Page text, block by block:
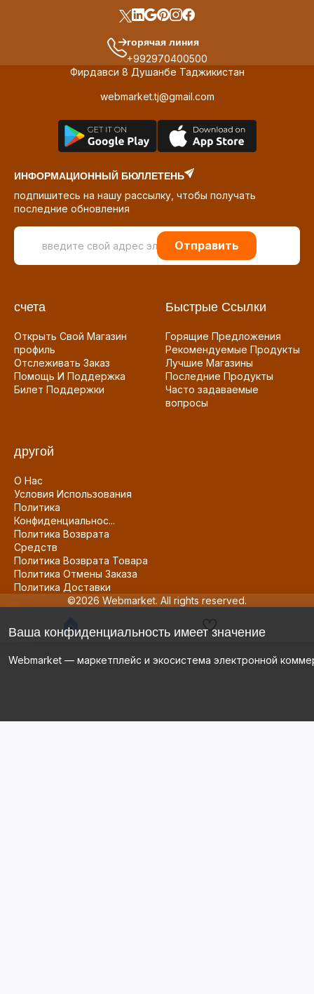
горячая линия
+992970400500
Фирдавси 8 Душанбе Таджикистан
webmarket.tj@gmail.com
ИНФОРМАЦИОННЫЙ БЮЛЛЕТЕНЬ
подпишитесь на нашу рассылку, чтобы получать
последние обновления
Отправить
счета
Открыть Свой Магазин
профиль
Отслеживать Заказ
Помощь И Поддержка
Билет Поддержки
Быстрые Ссылки
Горящие Предложения
Рекомендуемые Продукты
Лучшие Магазины
Последние Продукты
Часто задаваемые
вопросы
другой
О Нас
Условия Использования
Политика
Конфиденциальнос...
Политика Возврата
Средств
Политика Возврата Товара
Политика Отмены Заказа
Политика Доставки
©2026 Webmarket. All rights reserved.
Ваша конфиденциальность имеет значение
Webmarket — маркетплейс и экосистема электронной